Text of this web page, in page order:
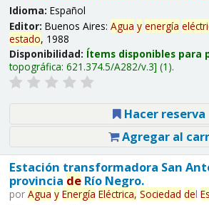
Idioma: Español
Editor: Buenos Aires: Agua y energía
estado, 1988
Disponibilidad: Ítems disponibles para
topográfica: 621.374.5/A282/v.3 (1).
Hacer reserva
Agregar al
Estación transformadora San
provincia deRío Negro.
por Agua y Energía Eléctrica, Sociedad del